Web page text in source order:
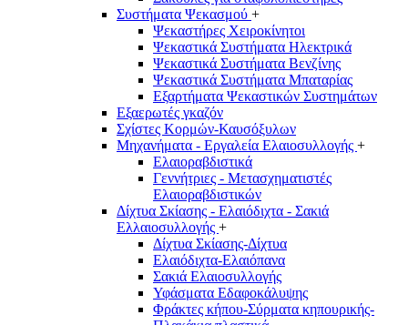
Συστήματα Ψεκασμού +
Ψεκαστήρες Χειροκίνητοι
Ψεκαστικά Συστήματα Ηλεκτρικά
Ψεκαστικά Συστήματα Βενζίνης
Ψεκαστικά Συστήματα Μπαταρίας
Εξαρτήματα Ψεκαστικών Συστημάτων
Εξαερωτές γκαζόν
Σχίστες Κορμών-Καυσόξυλων
Μηχανήματα - Εργαλεία Ελαιοσυλλογής +
Ελαιοραβδιστικά
Γεννήτριες - Μετασχηματιστές
Ελαιοραβδιστικών
Δίχτυα Σκίασης - Ελαιόδιχτα - Σακιά
Ελλαιοσυλλογής +
Δίχτυα Σκίασης-Δίχτυα
Ελαιόδιχτα-Ελαιόπανα
Σακιά Ελαιοσυλλογής
Υφάσματα Εδαφοκάλυψης
Φράκτες κήπου-Σύρματα κηπουρικής-